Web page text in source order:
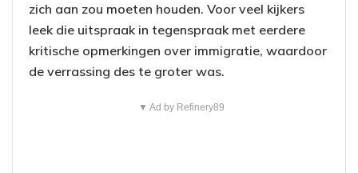
zich aan zou moeten houden. Voor veel kijkers
leek die uitspraak in tegenspraak met eerdere
kritische opmerkingen over immigratie, waardoor
de verrassing des te groter was.
▼ Ad by Refinery89